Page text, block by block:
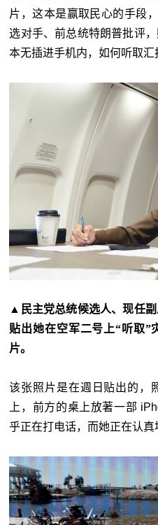
片，这本是赢取民心的手段
选对手、前总统特朗普批评
本无插进手机内，如何听取汇
▲民主党总统候选人、现任
贴出她在空军二号上“听取”
片。
该张照片是在週日贴出的，
上，前方的桌上放著一部
乎正在打电话，而她正在认真